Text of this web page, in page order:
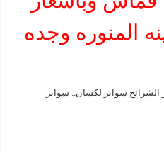
المنوره وجده
سواتر لكسان.. سواتر